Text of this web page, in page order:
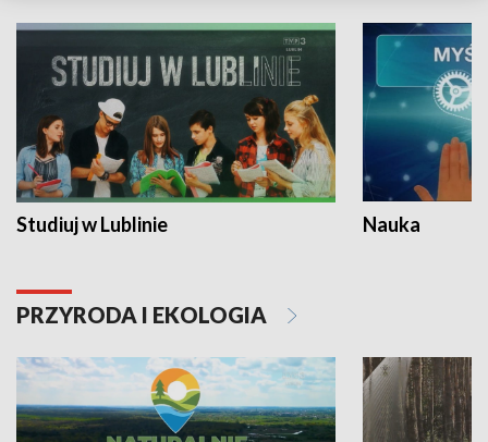
Studiuj w Lublinie Nauka
PRZYRODA I EKOLOGIA